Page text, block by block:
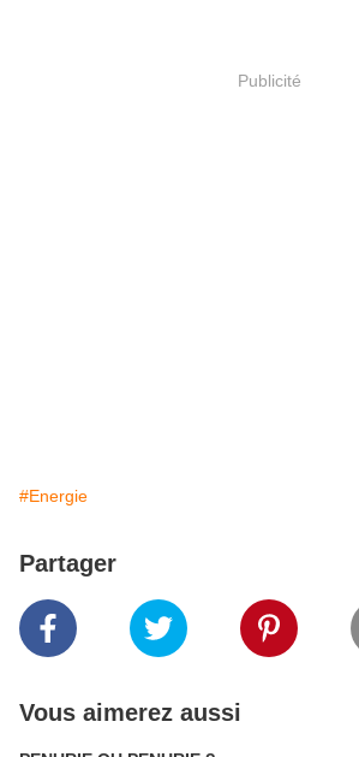
Publicité
#Energie
Partager
Vous aimerez aussi